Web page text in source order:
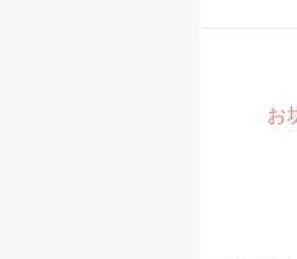
お